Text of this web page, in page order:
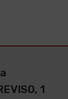
1